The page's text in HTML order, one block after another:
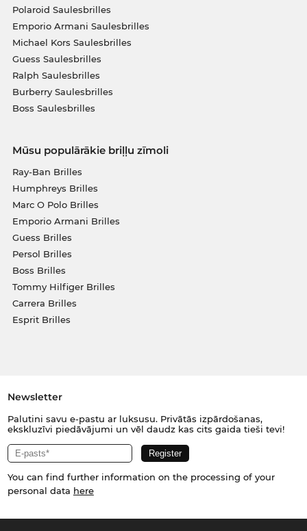
Polaroid Saulesbrilles
Emporio Armani Saulesbrilles
Michael Kors Saulesbrilles
Guess Saulesbrilles
Ralph Saulesbrilles
Burberry Saulesbrilles
Boss Saulesbrilles
Mūsu populārākie briļļu zīmoli
Ray-Ban Brilles
Humphreys Brilles
Marc O Polo Brilles
Emporio Armani Brilles
Guess Brilles
Persol Brilles
Boss Brilles
Tommy Hilfiger Brilles
Carrera Brilles
Esprit Brilles
Newsletter
Palutini savu e-pastu ar luksusu. Privātās izpārdošanas,
ekskluzīvi piedāvājumi un vēl daudz kas cits gaida tieši tevi!
You can find further information on the processing of your
personal data here